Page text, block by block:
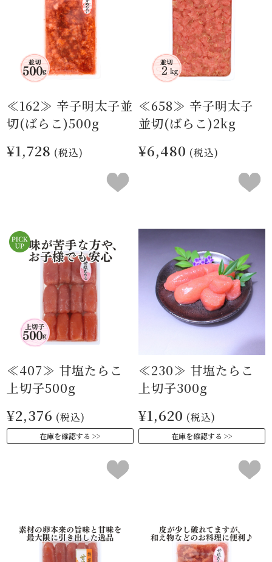
≪162≫ 辛子明太子並
切(ばらこ)500g
¥1,728 (税込)
≪658≫ 辛子明太子
並切(ばらこ)2kg
¥6,480 (税込)
≪407≫ 甘塩たらこ
上切子500g
¥2,376 (税込)
在庫を確認する
≪230≫ 甘塩たらこ
上切子300g
¥1,620 (税込)
在庫を確認する